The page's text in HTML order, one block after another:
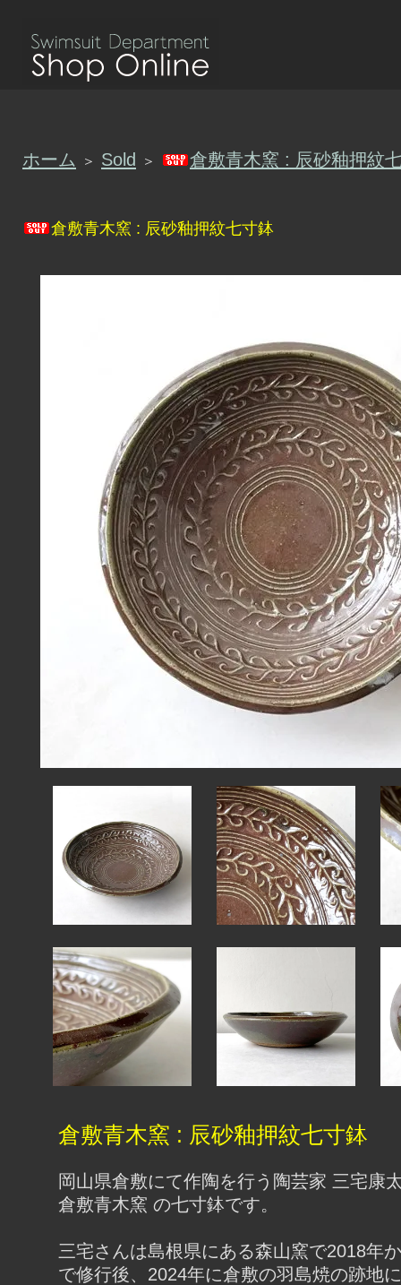
ホーム ＞ Sold ＞ 倉敷青木窯 : 辰砂釉押紋
倉敷青木窯 : 辰砂釉押紋七寸鉢
倉敷青木窯 : 辰砂釉押紋七寸鉢
岡山県倉敷にて作陶を行う陶芸家 三宅康
倉敷青木窯 の七寸鉢です。
三宅さんは島根県にある森山窯で2018年
で修行後、2024年に倉敷の羽島焼の跡地